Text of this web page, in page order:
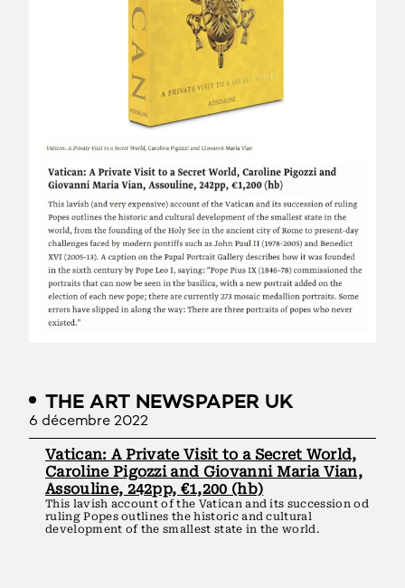
THE ART NEWSPAPER UK
6 décembre 2022
Vatican: A Private Visit to a Secret World,
Caroline Pigozzi and Giovanni Maria Vian,
Assouline, 242pp, €1,200 (hb)
This lavish account of the Vatican and its succession od
ruling Popes outlines the historic and cultural
development of the smallest state in the world.